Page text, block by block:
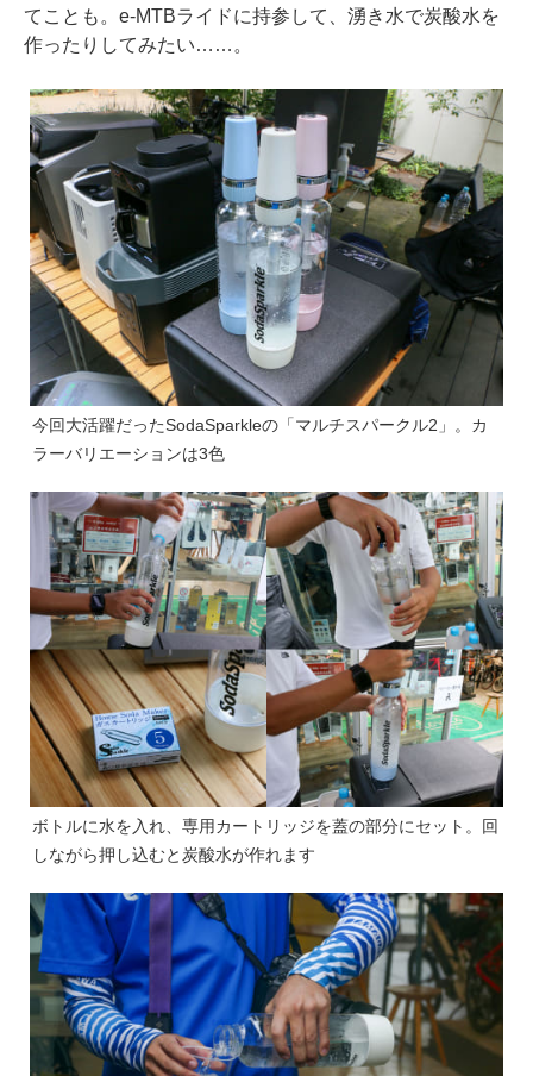
てことも。e-MTBライドに持参して、湧き水で炭酸水を
作ったりしてみたい……。
今回大活躍だったSodaSparkleの「マルチスパークル2」。カ
ラーバリエーションは3色
ボトルに水を入れ、専用カートリッジを蓋の部分にセット。回
しながら押し込むと炭酸水が作れます